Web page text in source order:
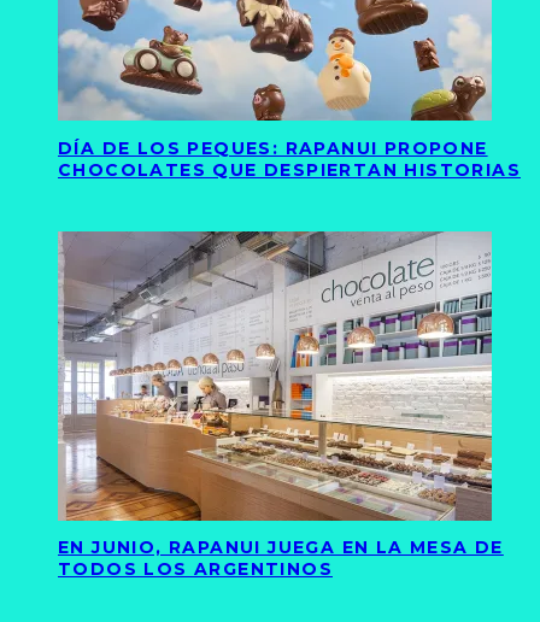
DÍA DE LOS PEQUES: RAPANUI PROPONE
CHOCOLATES QUE DESPIERTAN HISTORIAS
EN JUNIO, RAPANUI JUEGA EN LA MESA DE
TODOS LOS ARGENTINOS